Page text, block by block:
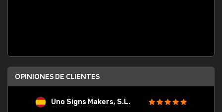
OPINIONES DE CLIENTES
Uno Signs Makers, S.L.